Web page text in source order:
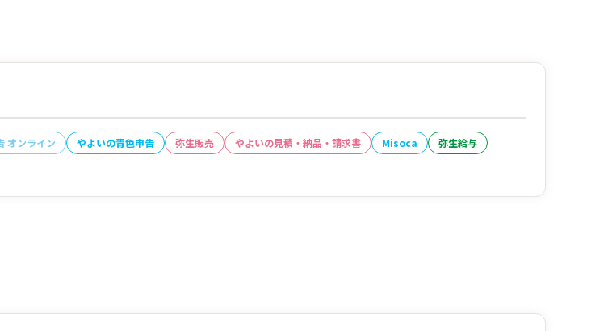
オンライン やよいの青色申告 弥生販売 やよいの見積・納品・請求書 Misoca
弥生給与